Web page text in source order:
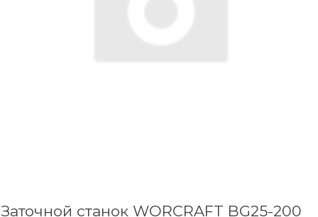
Заточной станок WORCRAFT BG25-200